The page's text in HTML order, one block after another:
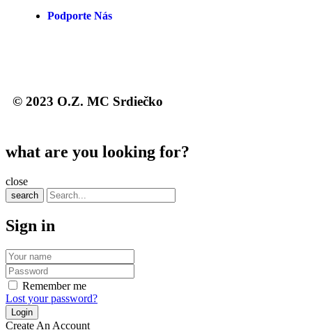
Podporte Nás
© 2023 O.Z. MC Srdiečko
what are you looking for?
close
search
Sign in
Remember me
Lost your password?
Create An Account